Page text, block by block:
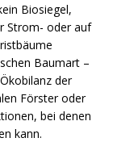
Biosiegel,
Strom- oder auf
Baumart –
der
Förster oder
bei denen
kann.